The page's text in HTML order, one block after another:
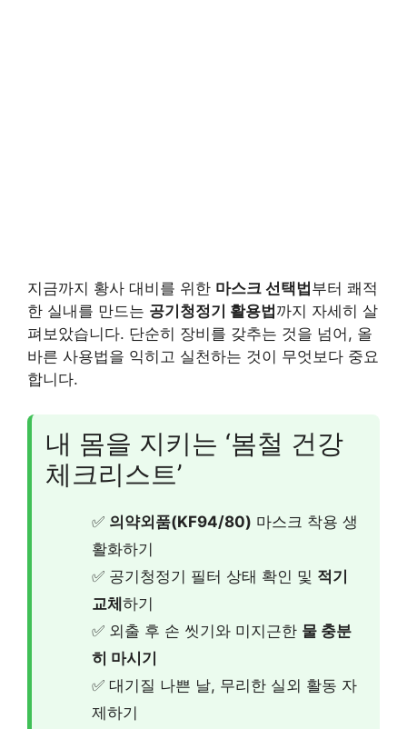
지금까지 황사 대비를 위한 마스크 선택법 부터 쾌적
한 실내를 만드는 공기청정기 활용법 까지 자세히 살
펴보았습니다. 단순히 장비를 갖추는 것을 넘어, 올
바른 사용법을 익히고 실천하는 것이 무엇보다 중요
합니다.
내 몸을 지키는 ‘봄철 건강
체크리스트’
✅ 의약외품(KF94/80) 마스크 착용 생
활화하기
✅ 공기청정기 필터 상태 확인 및 적기
교체하기
✅ 외출 후 손 씻기와 미지근한 물 충분
히 마시기
✅ 대기질 나쁜 날, 무리한 실외 활동 자
제하기